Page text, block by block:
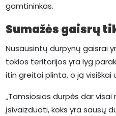
gamtininkas.
Sumažės gaisrų
Nusausintų durpynų gaisrai
tokios teritorijos yra lyg
itin greitai plinta, o ją
„Tamsiosios durpės dar
įsivaizduoti, koks yra sausų